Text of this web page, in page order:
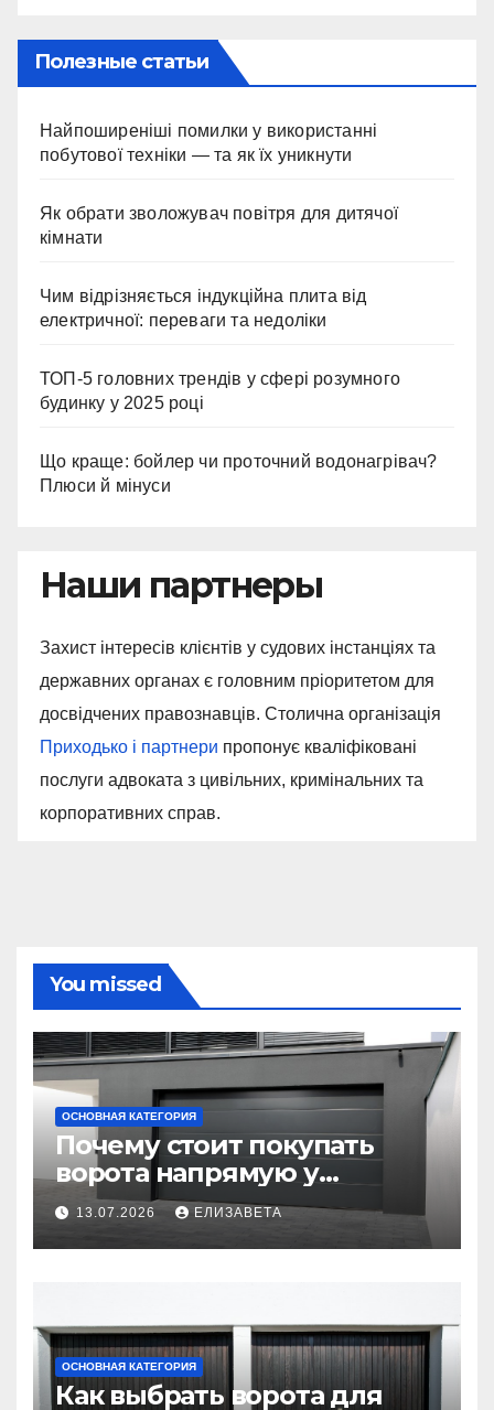
Полезные статьи
Найпоширеніші помилки у використанні
побутової техніки — та як їх уникнути
Як обрати зволожувач повітря для дитячої
кімнати
Чим відрізняється індукційна плита від
електричної: переваги та недоліки
ТОП-5 головних трендів у сфері розумного
будинку у 2025 році
Що краще: бойлер чи проточний водонагрівач?
Плюси й мінуси
Наши партнеры
Захист інтересів клієнтів у судових інстанціях та
державних органах є головним пріоритетом для
досвідчених правознавців. Столична організація
Приходько і партнери пропонує кваліфіковані
послуги адвоката з цивільних, кримінальних та
корпоративних справ.
You missed
ОСНОВНАЯ КАТЕГОРИЯ
Почему стоит покупать
ворота напрямую у
производителя
13.07.2026 ЕЛИЗАВЕТА
ОСНОВНАЯ КАТЕГОРИЯ
Как выбрать ворота для